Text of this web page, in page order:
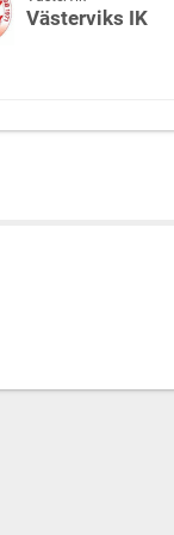
Västerviks IK